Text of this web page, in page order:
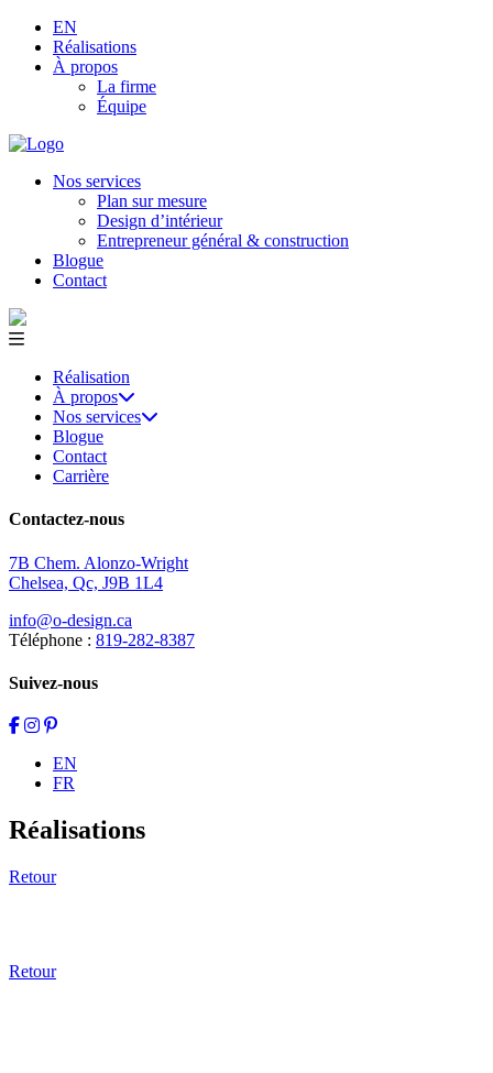
EN
Réalisations
À propos
La firme
Équipe
Nos services
Plan sur mesure
Design d’intérieur
Entrepreneur général & construction
Blogue
Contact
Réalisation
À propos
Nos services
Blogue
Contact
Carrière
Contactez-nous
7B Chem. Alonzo-Wright
Chelsea, Qc, J9B 1L4
info@o-design.ca
Téléphone : 819-282-8387
Suivez-nous
EN
FR
Réalisations
Retour
Retour